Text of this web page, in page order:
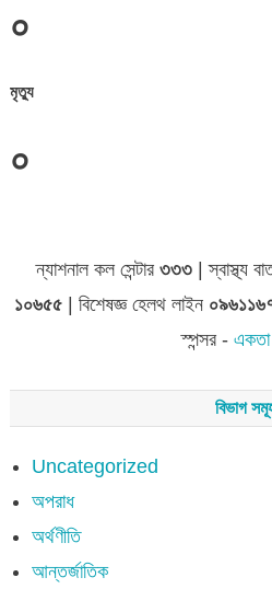
০
মৃত্যু
০
ন্যাশনাল কল সেন্টার ৩৩৩| স্বাস্থ্য
১০৬৫৫ | বিশেষজ্ঞ হেলথ লাইন
স্পন্সর -
বিভাগ
Uncategorized
অপরাধ
অর্থণীতি
আন্তর্জাতিক